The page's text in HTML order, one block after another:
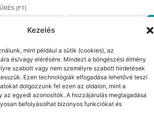
Kezelés
mint például a sütik (cookies), az
és/vagy elérésére. Mindezt a böngészési élmény
szabott vagy nem személyre szabott hirdetések
Ezen technológiák elfogadása lehetővé teszi
dolgozzunk fel ezen az oldalon, mint a
az egyedi azonosítók. A hozzájárulás megtagadása
befolyásolhat bizonyos funkciókat és
(FT)
nincs ilyen termékünk :(